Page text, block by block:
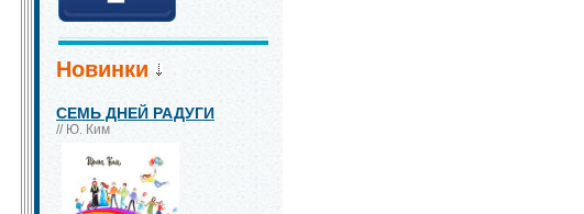
Новинки
СЕМЬ ДНЕЙ РАДУГИ
// Ю. Ким